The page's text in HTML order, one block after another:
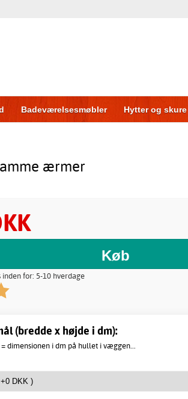
Badeværelsesmøbler Hytter og skure
ærmer
inden for: 5-10 hverdage
(bredde x højde i dm):
dimensionen i dm på hullet i væggen...